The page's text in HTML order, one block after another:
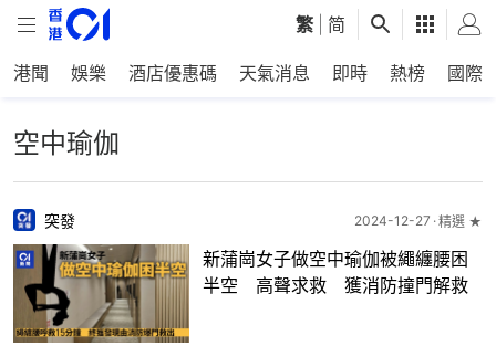
繁 简
港聞 娛樂 酒店優惠碼 天氣消息 即時 熱榜 國際
空中瑜伽
突發 2024-12-27 精選 ★
新蒲崗女子做空中瑜伽被繩纏腰困
半空 高聲求救 獲消防撞門解救